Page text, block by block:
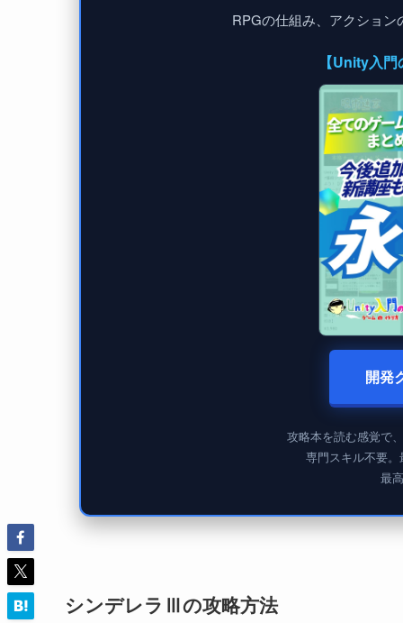
RPGの仕組み、アクショ
【Unity入
開発
攻略本を読む感覚で
専門スキル不要
最
シンデレラⅢの攻略方法